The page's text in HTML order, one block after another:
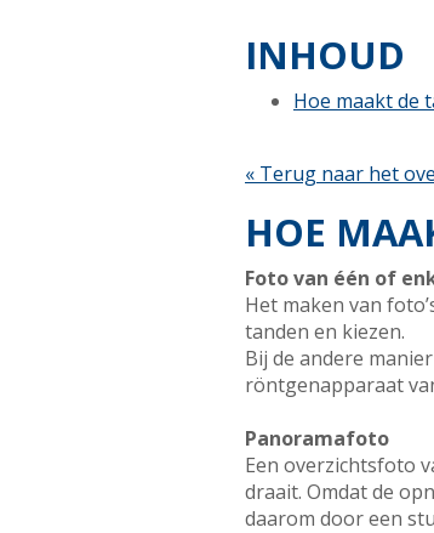
INHOUD
Hoe maakt de
« Terug naar het
HOE
Foto van één of
Het maken van
tanden en kiezen.
Bij de andere
röntgenapparaat
Panoramafoto
Een overzichtsfoto
draait. Omdat de
daarom door een